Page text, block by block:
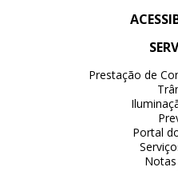
Prestação de
Portal
Notas